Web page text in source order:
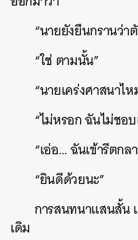
“นายยังยืนกรานว่า
“ใช่ ตามนั้น”
“นายเคร่งศาสนาไห
“ไม่หรอก ฉันไม่ชอ
“เอ่อ… ฉันเข้ารีตก
“ยินดีด้วยนะ”
การสนทนาแสนสั้น
เดิม